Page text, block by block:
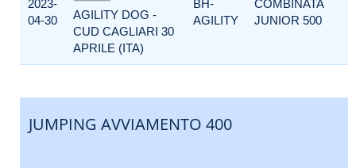
2023-
04-30
AGILITY DOG -
CUD CAGLIARI 30
APRILE (ITA)
BH-
AGILITY
COMBINATA
JUNIOR 500
JUMPING AVVIAMENTO 400